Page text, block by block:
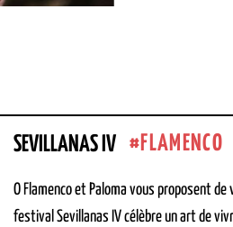
SEVILLANAS IV FLAMENCO
O Flamenco et Paloma vous proposent
festival Sevillanas IV célèbre un art de